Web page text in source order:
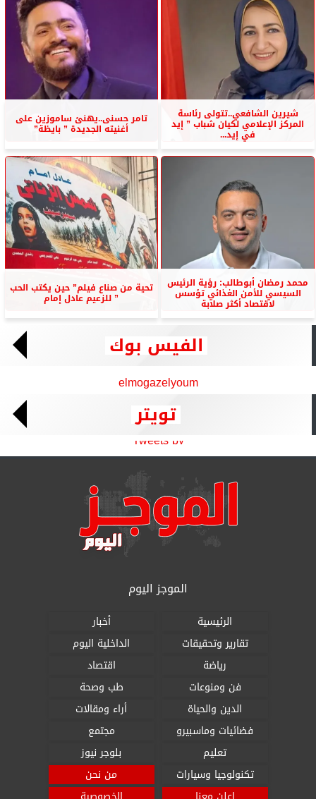
شيرين الشافعي..تتولى رئاسة
المركز الإعلامي لكيان شباب ” إيد
في إيد...
تامر حسنى..يهنئ ساموزين على
أغنيته الجديدة ” بايظة”
محمد رمضان أبوطالب: رؤية الرئيس
السيسي للأمن الغذائي تؤسس
لاقتصاد أكثر صلابة
تحية من صناع فيلم” حين يكتب الحب
” للزعيم عادل إمام
الفيس بوك
elmogazelyoum
تويتر
Tweets by
الموجز اليوم
الرئيسية
أخبار
تقارير وتحقيقات
الداخلية اليوم
رياضة
اقتصاد
فن ومنوعات
طب وصحة
الدين والحياة
أراء ومقالات
فضائيات وماسبيرو
مجتمع
تعليم
بلوجر نيوز
تكنولوجيا وسيارات
من نحن